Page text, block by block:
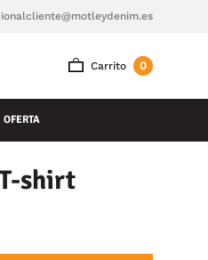
Carrito 0
OFERTA
shirt